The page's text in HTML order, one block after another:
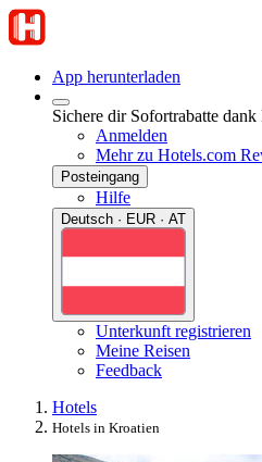
App herunterladen
Sichere dir Sofortrabatte
Anmelden
Mehr zu Hotels.com
Posteingang
Hilfe
Deutsch · EUR · AT
Unterkunft registrieren
Meine Reisen
Feedback
Hotels
Hotels in Kroatien